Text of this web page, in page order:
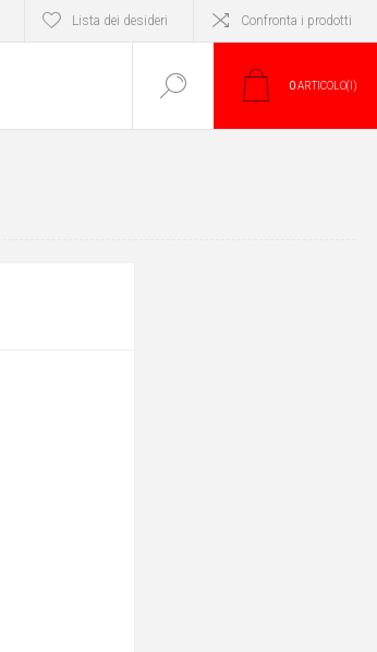
Lista dei desideri Confronta i prodotti
0ARTICOLO(I)